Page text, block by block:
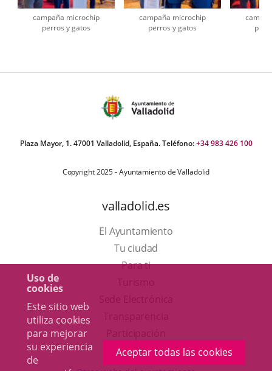
Uso de
cookies
Este sitio web
utiliza cookies
para mejorar
su experiencia
de
Aceptar todas las cookies
campaña microchip
perros y gatos
campaña microchip
perros y gatos
Plaza Mayor, 1. 47001 Valladolid, España. Teléfono:+34 983 426 100
Copyright 2025 - Ayuntamiento de Valladolid
valladolid.es
El Ayuntamiento
Tu ciudad
Para ti
en
una
aplicación
externa.